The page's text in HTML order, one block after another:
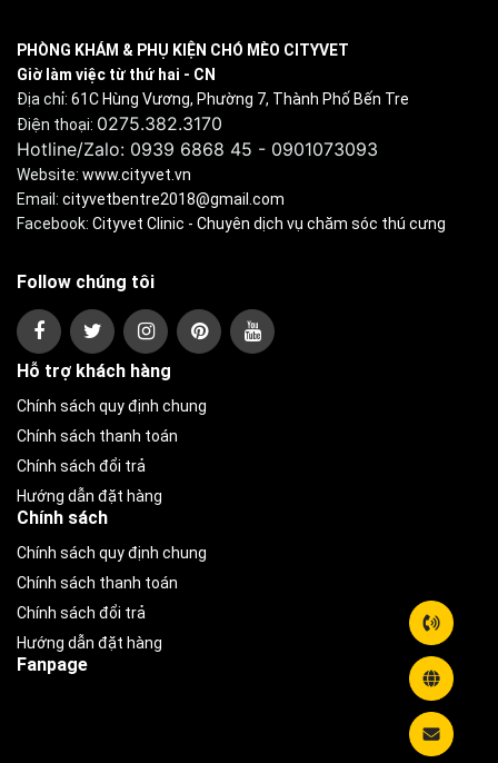
PHÒNG KHÁM & PHỤ KIỆN CHÓ MÈO CITYVET
Giờ làm việc từ thứ hai - CN
Địa chỉ: 61C Hùng Vương, Phường 7, Thành Phố Bến Tre
Điện thoại: 0275.382.3170
Hotline/Zalo: 0939 6868 45 - 0901073093
Website: www.cityvet.vn
Email: cityvetbentre2018@gmail.com
Facebook: Cityvet Clinic - Chuyên dịch vụ chăm sóc thú cưng
Follow chúng tôi
Hỗ trợ khách hàng
Chính sách quy định chung
Chính sách thanh toán
Chính sách đổi trả
Hướng dẫn đặt hàng
Chính sách
Chính sách quy định chung
Chính sách thanh toán
Chính sách đổi trả
Hướng dẫn đặt hàng
Fanpage